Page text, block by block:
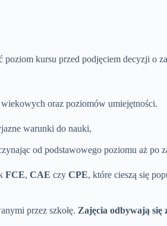
kursu przed podjęciem decyzji o
oraz poziomów umiejętności.
warunki do nauki,
od podstawowego poziomu aż po
FCE, CAE czy CPE, które cieszą się
przez szkołę. Zajęcia odbywają się